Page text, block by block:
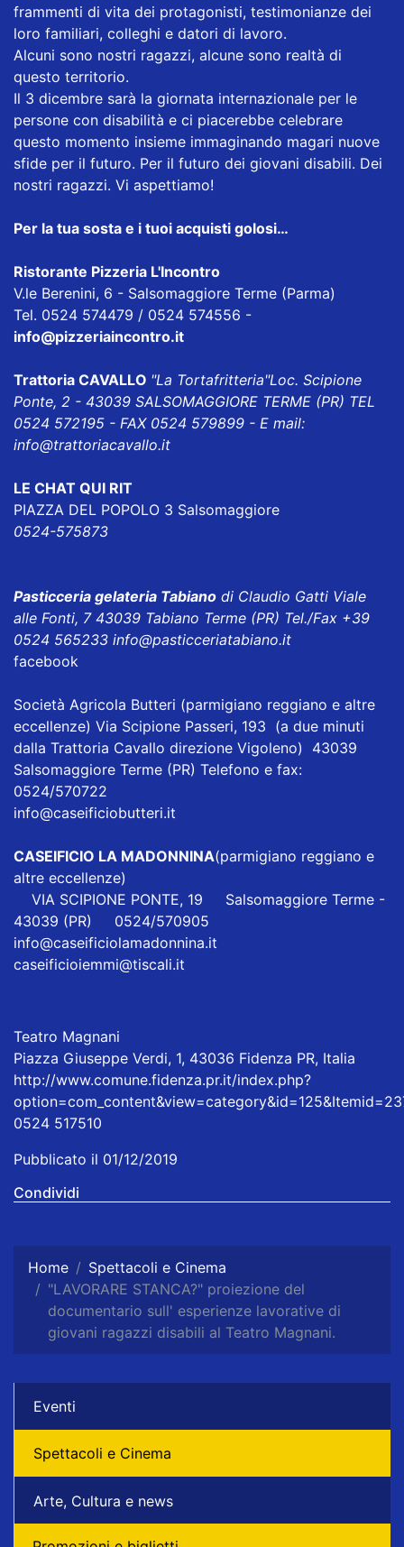
frammenti di vita dei protagonisti, testimonianze dei
loro familiari, colleghi e datori di lavoro.
Alcuni sono nostri ragazzi, alcune sono realtà di
questo territorio.
Il 3 dicembre sarà la giornata internazionale per le
persone con disabilità e ci piacerebbe celebrare
questo momento insieme immaginando magari nuove
sfide per il futuro. Per il futuro dei giovani disabili. Dei
nostri ragazzi. Vi aspettiamo!
Per la tua sosta e i tuoi acquisti golosi…
Ristorante Pizzeria L'Incontro
V.le Berenini, 6 - Salsomaggiore Terme (Parma)
Tel. 0524 574479 / 0524 574556 -
info@pizzeriaincontro.it
Trattoria CAVALLO "La Tortafritteria"Loc. Scipione
Ponte, 2 - 43039 SALSOMAGGIORE TERME (PR) TEL
0524 572195 - FAX 0524 579899 - E mail:
info@trattoriacavallo.it
LE CHAT QUI RIT
PIAZZA DEL POPOLO 3 Salsomaggiore
0524-575873
Pasticceria gelateria Tabiano di Claudio Gatti Viale
alle Fonti, 7 43039 Tabiano Terme (PR) Tel./Fax +39
0524 565233 info@pasticceriatabiano.it
facebook
Società Agricola Butteri (parmigiano reggiano e altre
eccellenze) Via Scipione Passeri, 193 (a due minuti
dalla Trattoria Cavallo direzione Vigoleno) 43039
Salsomaggiore Terme (PR) Telefono e fax:
0524/570722
info@caseificiobutteri.it
CASEIFICIO LA MADONNINA(parmigiano reggiano e
altre eccellenze)
VIA SCIPIONE PONTE, 19 Salsomaggiore Terme -
43039 (PR) 0524/570905
info@caseificiolamadonnina.it
caseificioiemmi@tiscali.it
Teatro Magnani
Piazza Giuseppe Verdi, 1, 43036 Fidenza PR, Italia
http://www.comune.fidenza.pr.it/index.php?
0524 517510
Pubblicato il 01/12/2019
Condividi
Home
Spettacoli e Cinema
"LAVORARE STANCA?" proiezione del
documentario sull' esperienze lavorative di
giovani ragazzi disabili al Teatro Magnani.
Eventi
Spettacoli e Cinema
Arte, Cultura e news